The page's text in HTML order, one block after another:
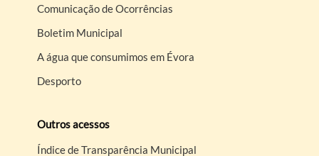
Comunicação de Ocorrências
Boletim Municipal
A água que consumimos em Évora
Desporto
Outros acessos
Índice de Transparência Municipal